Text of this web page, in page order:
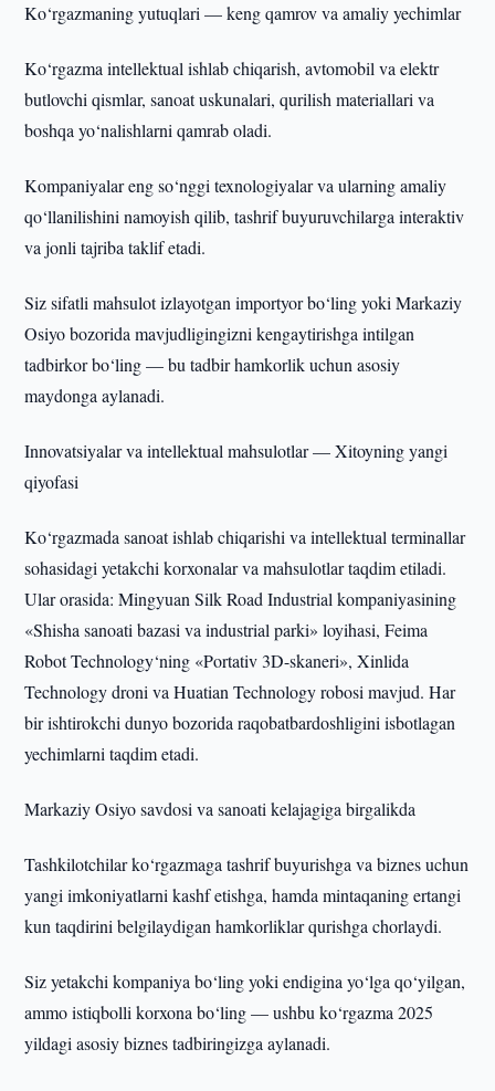
Ko‘rgazmaning yutuqlari — keng qamrov va amaliy yechimlar
Ko‘rgazma intellektual ishlab chiqarish, avtomobil va elektr
butlovchi qismlar, sanoat uskunalari, qurilish materiallari va
boshqa yo‘nalishlarni qamrab oladi.
Kompaniyalar eng so‘nggi texnologiyalar va ularning amaliy
qo‘llanilishini namoyish qilib, tashrif buyuruvchilarga interaktiv
va jonli tajriba taklif etadi.
Siz sifatli mahsulot izlayotgan importyor bo‘ling yoki Markaziy
Osiyo bozorida mavjudligingizni kengaytirishga intilgan
tadbirkor bo‘ling — bu tadbir hamkorlik uchun asosiy
maydonga aylanadi.
Innovatsiyalar va intellektual mahsulotlar — Xitoyning yangi
qiyofasi
Ko‘rgazmada sanoat ishlab chiqarishi va intellektual terminallar
sohasidagi yetakchi korxonalar va mahsulotlar taqdim etiladi.
Ular orasida: Mingyuan Silk Road Industrial kompaniyasining
«Shisha sanoati bazasi va industrial parki» loyihasi, Feima
Robot Technology‘ning «Portativ 3D-skaneri», Xinlida
Technology droni va Huatian Technology robosi mavjud. Har
bir ishtirokchi dunyo bozorida raqobatbardoshligini isbotlagan
yechimlarni taqdim etadi.
Markaziy Osiyo savdosi va sanoati kelajagiga birgalikda
Tashkilotchilar ko‘rgazmaga tashrif buyurishga va biznes uchun
yangi imkoniyatlarni kashf etishga, hamda mintaqaning ertangi
kun taqdirini belgilaydigan hamkorliklar qurishga chorlaydi.
Siz yetakchi kompaniya bo‘ling yoki endigina yo‘lga qo‘yilgan,
ammo istiqbolli korxona bo‘ling — ushbu ko‘rgazma 2025
yildagi asosiy biznes tadbiringizga aylanadi.